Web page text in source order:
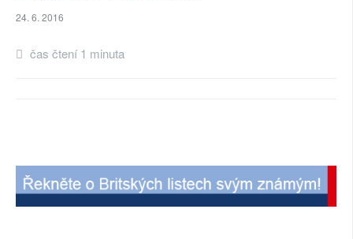
TÉMATA
NEJČTENĚJŠÍ ZA 7 DNÍ
RUBRIKY
24. 6. 2016
čas čtení 1 minuta